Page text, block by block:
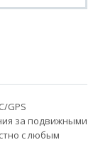
GPS
за подвижными
с любым